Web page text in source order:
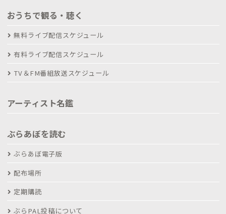
おうちで観る・聴く
無料ライブ配信スケジュール
有料ライブ配信スケジュール
TV＆FM番組放送スケジュール
アーティスト名鑑
ぶらあぼを読む
ぶらあぼ電子版
配布場所
定期購読
ぶらPAL投稿について